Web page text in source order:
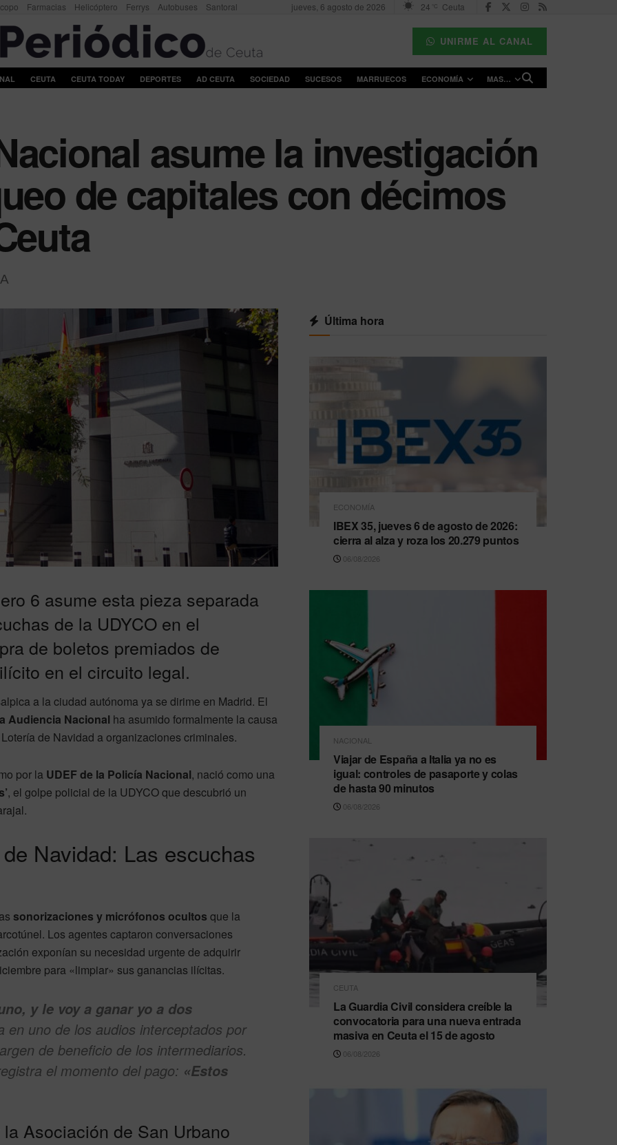
Farmacias Helicóptero Ferrys Autobuses Santoral jueves, 6 agosto de 2026 24 °C Ceuta
UNIRME AL CANAL
CEUTA CEUTA TODAY DEPORTES AD CEUTA SOCIEDAD SUCESOS MARRUECOS ECONOMÍA MAS…
asume la investigación
de capitales con décimos
A
6 asume esta pieza separada
de la UDYCO en el
de boletos premiados de
en el circuito legal.
a la ciudad autónoma ya se dirime en Madrid. El
Audiencia Nacional ha asumido formalmente la causa
de Navidad a organizaciones criminales.
por la UDEF de la Policía Nacional, nació como una
, el golpe policial de la UDYCO que descubrió un
Navidad: Las escuchas
sonorizaciones y micrófonos ocultos que la
Los agentes captaron conversaciones
exponían su necesidad urgente de adquirir
para «limpiar» sus ganancias ilícitas.
y le voy a ganar yo a dos
en uno de los audios interceptados por
de beneficio de los intermediarios.
el momento del pago: «Estos
Asociación de San Urbano
Última hora
ECONOMÍA
IBEX 35, jueves 6 de agosto de 2026:
cierra al alza y roza los 20.279 puntos
06/08/2026
NACIONAL
Viajar de España a Italia ya no es
igual: controles de pasaporte y colas
de hasta 90 minutos
06/08/2026
CEUTA
La Guardia Civil considera creíble la
convocatoria para una nueva entrada
masiva en Ceuta el 15 de agosto
06/08/2026